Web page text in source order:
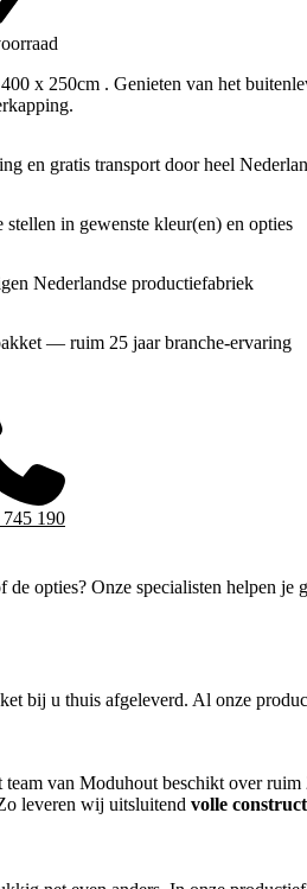
x 250cm . Genieten van het
en gratis transport door heel
in gewenste kleur(en) en opties
Nederlandse productiefabriek
— ruim 25 jaar branche-ervaring
190
de opties? Onze specialisten helpen je
bij u thuis afgeleverd. Al onze
van Moduhout beschikt over
leveren wij uitsluitend volle